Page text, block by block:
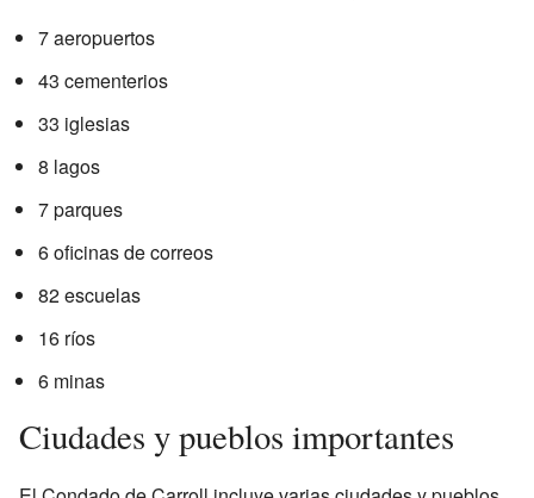
7 aeropuertos
43 cementerios
33 iglesias
8 lagos
7 parques
6 oficinas de correos
82 escuelas
16 ríos
6 minas
Ciudades y pueblos importantes